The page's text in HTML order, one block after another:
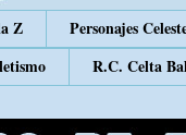
Z Personajes
R.C. Celta